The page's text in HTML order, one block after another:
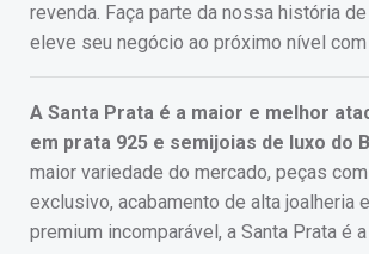
revenda. Faça parte da nossa história
eleve seu negócio ao próximo nível com
A Santa Prata é a maior e melhor
em prata 925 e semijoias de luxo do
maior variedade do mercado, peças
exclusivo, acabamento de alta joalheria
premium incomparável, a Santa Prata é